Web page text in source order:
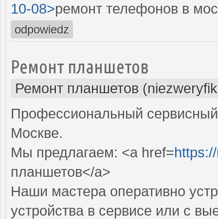
10-08>ремонт телефонов в
odpowiedz
Ремонт планшетов
Ремонт планшетов
Профессиональный
Москве.
Мы предлагаем: <a href=
планшетов</a>
Наши мастера оперативно
устройства в сервисе или с